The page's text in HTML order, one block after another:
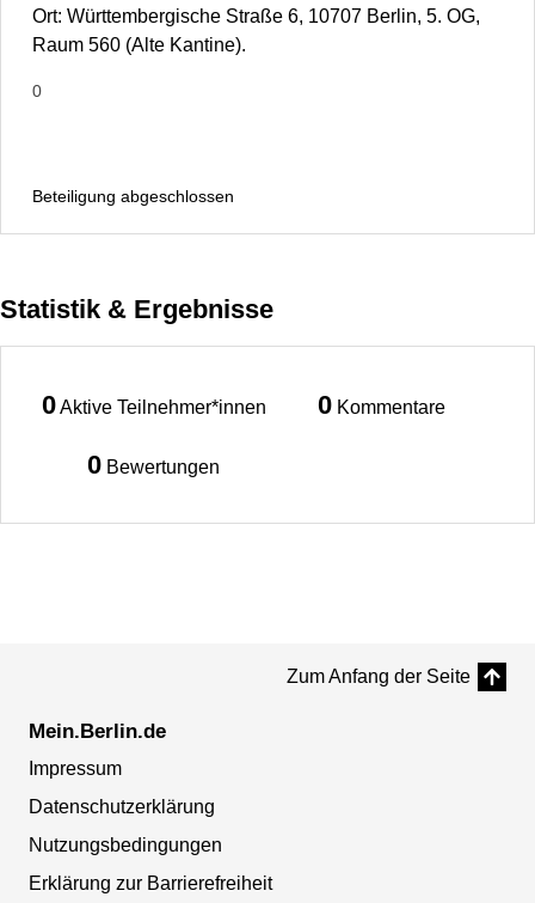
Ort: Württembergische Straße 6, 10707 Berlin, 5. OG,
Raum 560 (Alte Kantine).
0
Beteiligung abgeschlossen
Statistik & Ergebnisse
0 Aktive Teilnehmer*innen 0 Kommentare
0 Bewertungen
Zum Anfang der Seite
Mein.Berlin.de
Impressum
Datenschutzerklärung
Nutzungsbedingungen
Erklärung zur Barrierefreiheit